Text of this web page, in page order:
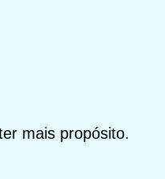
mais propósito.